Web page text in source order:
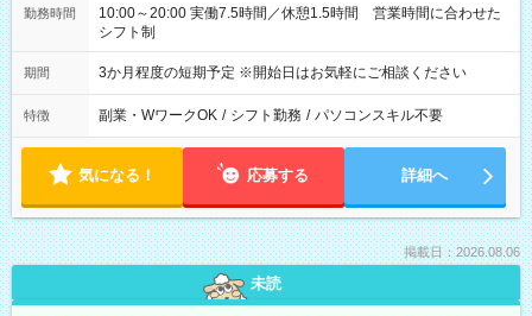
勤務時間
10:00～20:00 実働7.5時間／休憩1.5時間 営業時間に合わせた
シフト制
期間 3か月程度の短期予定 ※開始日はお気軽にご相談ください
特徴 副業・WワークOK / シフト勤務 / パソコンスキル不要
気になる！ 応募する 詳細へ
掲載日：2026.08.06
未読